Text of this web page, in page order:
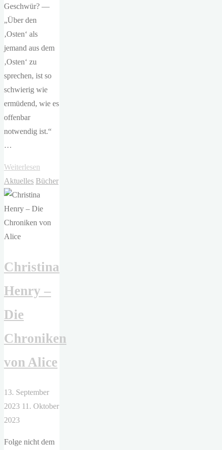
Geschwür? —
„Über den
‚Osten‘ als
jemand aus dem
‚Osten‘ zu
sprechen, ist so
schwierig wie
ermüdend, wie es
offenbar
notwendig ist.“
…
Weiterlesen
Oschmann
Der
Osten:
Erfindung"
Aktuelles Bücher
Christina
Henry –
Die
Chroniken
von Alice
13. September
2023 11. Oktober
2023
Folge nicht dem